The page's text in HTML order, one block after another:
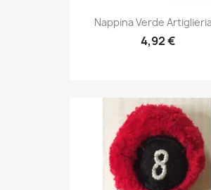
Anteprima
Nappina Verde
4,92 €